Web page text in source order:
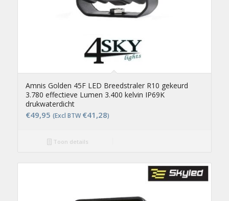
Amnis Golden 45F LED Breedstraler R10 gekeurd
3.780 effectieve Lumen 3.400 kelvin IP69K
drukwaterdicht
€49,95 (Excl BTW €41,28)
Toon details